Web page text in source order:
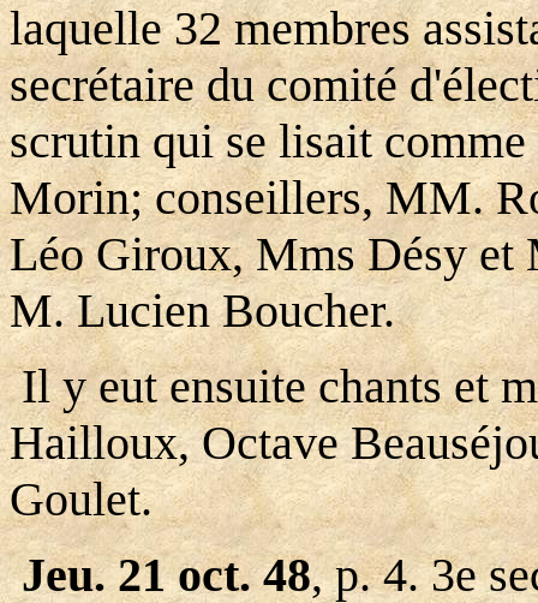
laquelle 32 membres
secrétaire du comité
scrutin qui se lisait
Morin; conseillers, MM.
Léo Giroux, Mms Désy et
M. Lucien Boucher.
Il y eut ensuite chants et
Hailloux, Octave
Goulet.
Jeu. 21 oct. 48, p. 4. 3e